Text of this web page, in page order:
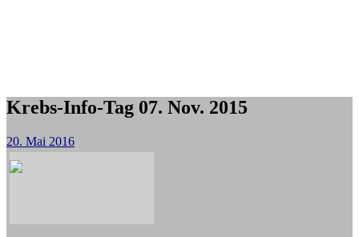
Krebs-Info-Tag 07. Nov. 2015
20. Mai 2016